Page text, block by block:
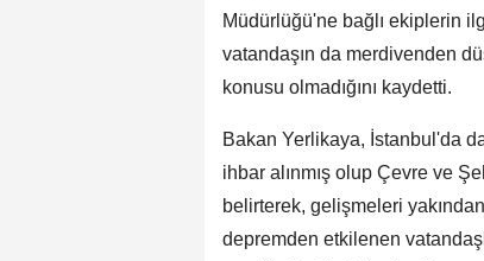
Müdürlüğü'ne bağlı ekiplerin
vatandaşın da merdivenden
konusu olmadığını kaydetti.
Bakan Yerlikaya, İstanbul'da
ihbar alınmış olup Çevre ve
belirterek, gelişmeleri
depremden etkilenen